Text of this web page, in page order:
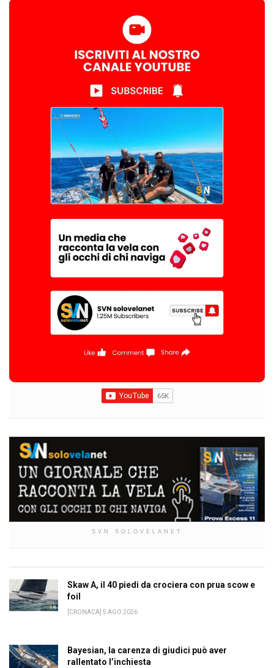
SVN SOLOVELANET
Skaw A, il 40 piedi da crociera con prua scow e
foil
[CRONACA] 5 AGO 2026
Bayesian, la carenza di giudici può aver
rallentato l’inchiesta